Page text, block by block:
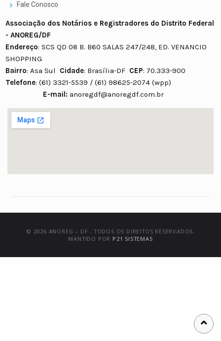
Fale Conosco
Associação dos Notários e Registradores do Distrito Federal
- ANOREG/DF
Endereço: SCS QD 08 B. B60 SALAS 247/248, ED. VENANCIO
SHOPPING
Bairro: Asa Sul Cidade: Brasília-DF CEP: 70.333-900
Telefone: (61) 3321-5539 / (61) 98625-2074 (wpp)
E-mail: anoregdf@anoregdf.com.br
© 2026 ANOREG – DF . TODOS OS DIREITOS RESERVADOS.
MANTIDO POR P21 SISTEMAS